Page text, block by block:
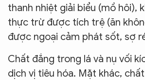
thanh nhiệt giải biểu (mồ hôi),
thực trừ được tích trệ (ăn
được ngoại cảm phát sốt, sợ
Chất đắng trong lá và nụ vối
dịch vị tiêu hóa. Mặt khác,